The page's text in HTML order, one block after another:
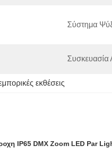
Σύστημα
Συσκευασία
εκθέσεις
IP65 DMX Zoom LED Par